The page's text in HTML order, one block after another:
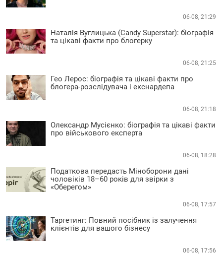
06-08, 21:29
Наталія Вуглицька (Candy Superstar): біографія
та цікаві факти про блогерку
06-08, 21:25
Гео Лерос: біографія та цікаві факти про
блогера-розслідувача і екснардепа
06-08, 21:18
Олександр Мусієнко: біографія та цікаві факти
про військового експерта
06-08, 18:28
Податкова передасть Міноборони дані
чоловіків 18–60 років для звірки з
«Оберегом»
06-08, 17:57
Таргетинг: Повний посібник із залучення
клієнтів для вашого бізнесу
06-08, 17:56